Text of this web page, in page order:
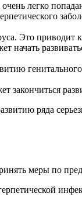
легко
Это
начать
закончиться
ряда
меры по